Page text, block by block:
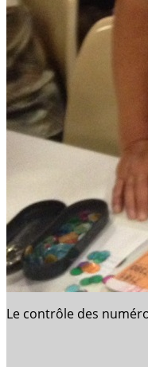
Le contrôle des